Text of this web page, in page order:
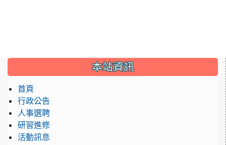
::: 本站資訊
首頁
行政公告
人事選聘
研習進修
活動訊息